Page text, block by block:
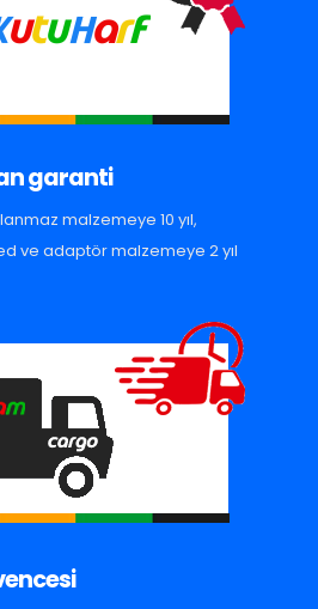
garanti
malzemeye 10 yıl,
ve adaptör malzemeye 2 yıl